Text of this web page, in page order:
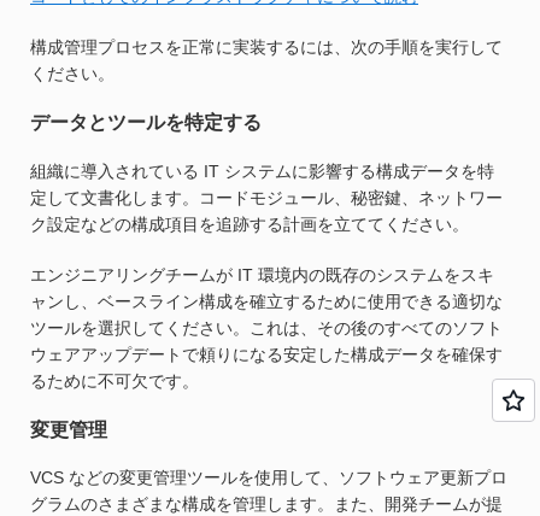
構成管理プロセスを正常に実装するには、次の手順を実行して
ください。
データとツールを特定する
組織に導入されている IT システムに影響する構成データを特
定して文書化します。コードモジュール、秘密鍵、ネットワー
ク設定などの構成項目を追跡する計画を立ててください。
エンジニアリングチームが IT 環境内の既存のシステムをスキ
ャンし、ベースライン構成を確立するために使用できる適切な
ツールを選択してください。これは、その後のすべてのソフト
ウェアアップデートで頼りになる安定した構成データを確保す
るために不可欠です。
変更管理
VCS などの変更管理ツールを使用して、ソフトウェア更新プロ
グラムのさまざまな構成を管理します。また、開発チームが提